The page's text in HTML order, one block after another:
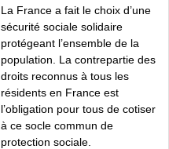
La France a fait le choix d’une
sécurité sociale solidaire
protégeant l’ensemble de la
population. La contrepartie des
droits reconnus à tous les
résidents en France est
l’obligation pour tous de cotiser
à ce socle commun de
protection sociale.